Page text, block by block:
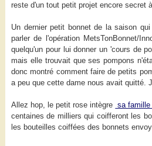
reste d'un tout petit projet encore secret
Un dernier petit bonnet de la saison
parler de l'opération MetsTonBonnet/
quelqu'un pour lui donner un 'cours de
mais elle trouvait que ses pompons
donc montré comment faire de petits
a peu que cette dame nous avait quitté.
Allez hop, le petit rose intègre sa
centaines de milliers qui coifferont les
les bouteilles coiffées des bonnets